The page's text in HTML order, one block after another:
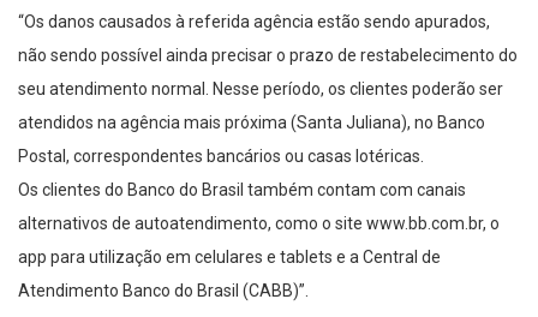
“Os danos causados à referida agência estão sendo apurados,
não sendo possível ainda precisar o prazo de restabelecimento do
seu atendimento normal. Nesse período, os clientes poderão ser
atendidos na agência mais próxima (Santa Juliana), no Banco
Postal, correspondentes bancários ou casas lotéricas.
Os clientes do Banco do Brasil também contam com canais
alternativos de autoatendimento, como o site www.bb.com.br, o
app para utilização em celulares e tablets e a Central de
Atendimento Banco do Brasil (CABB)”.